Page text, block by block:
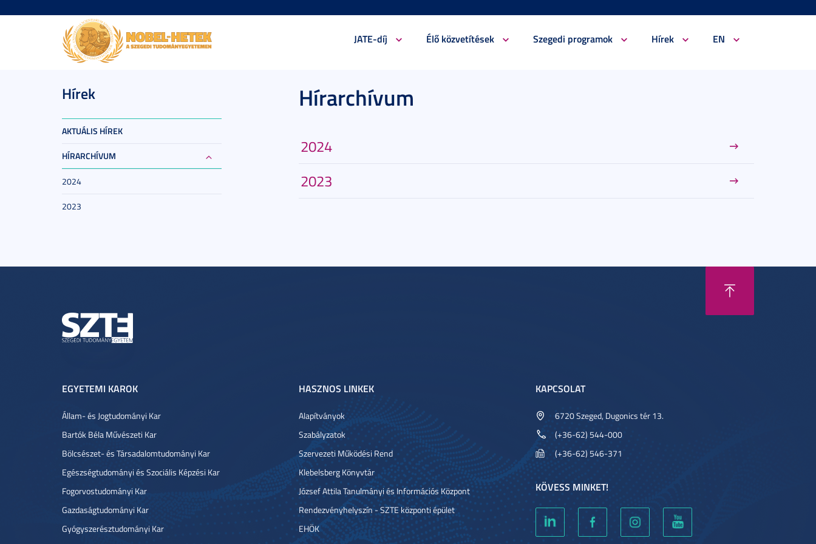
JATE-díj Élő közvetítések Szegedi programok Hírek EN
Hírek
AKTUÁLIS HÍREK
HÍRARCHÍVUM
2024
2023
Hírarchívum
2024
2023
EGYETEMI KAROK
Állam- és Jogtudományi Kar
Bartók Béla Művészeti Kar
Bölcsészet- és Társadalomtudományi Kar
Egészségtudományi és Szociális Képzési Kar
Fogorvostudományi Kar
Gazdaságtudományi Kar
Gyógyszerésztudományi Kar
HASZNOS LINKEK
Alapítványok
Szabályzatok
Szervezeti Működési Rend
Klebelsberg Könyvtár
József Attila Tanulmányi és Információs Központ
Rendezvényhelyszín - SZTE központi épület
EHÖK
KAPCSOLAT
6720 Szeged, Dugonics tér 13.
(+36-62) 544-000
(+36-62) 546-371
KÖVESS MINKET!